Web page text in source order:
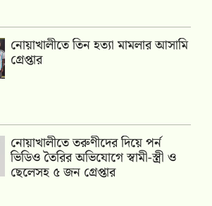
নোয়াখালীতে তিন হত্যা মামলার আসামি
গ্রেপ্তার
নোয়াখালীতে তরুণীদের দিয়ে পর্ন
ভিডিও তৈরির অভিযোগে স্বামী-স্ত্রী ও
ছেলেসহ ৫ জন গ্রেপ্তার